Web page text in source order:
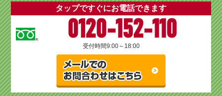
タップですぐにお電話できます
0120-152-110
受付時間9:00～18:00